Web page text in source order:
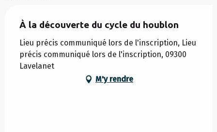
À la découverte du cycle du houblon
Lieu précis communiqué lors de l'inscription, Lieu
précis communiqué lors de l'inscription, 09300
Lavelanet
M'y rendre